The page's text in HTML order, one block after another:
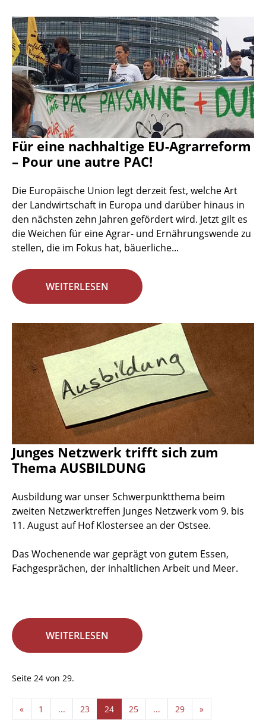
Für eine nachhaltige EU-Agrarreform
– Pour une autre PAC!
Die Europäische Union legt derzeit fest, welche Art
der Landwirtschaft in Europa und darüber hinaus in
den nächsten zehn Jahren gefördert wird. Jetzt gilt es
die Weichen für eine Agrar- und Ernährungswende zu
stellen, die im Fokus hat, bäuerliche...
WEITERLESEN
Junges Netzwerk trifft sich zum
Thema AUSBILDUNG
Ausbildung war unser Schwerpunktthema beim
zweiten Netzwerktreffen Junges Netzwerk vom 9. bis
11. August auf Hof Klostersee an der Ostsee.
Das Wochenende war geprägt von gutem Essen,
Fachgesprächen, der inhaltlichen Arbeit und Meer.
WEITERLESEN
Seite 24 von 29.
« 1 ... 23 24 25 ... 29 »